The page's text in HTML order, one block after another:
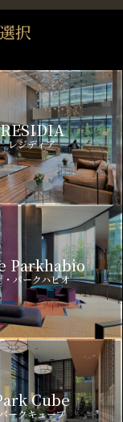
択
RESIDIA
レジディア
Parkhabio
・パークハビオ
Cube
ークキューブ